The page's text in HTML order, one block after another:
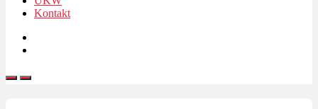
Kontakt